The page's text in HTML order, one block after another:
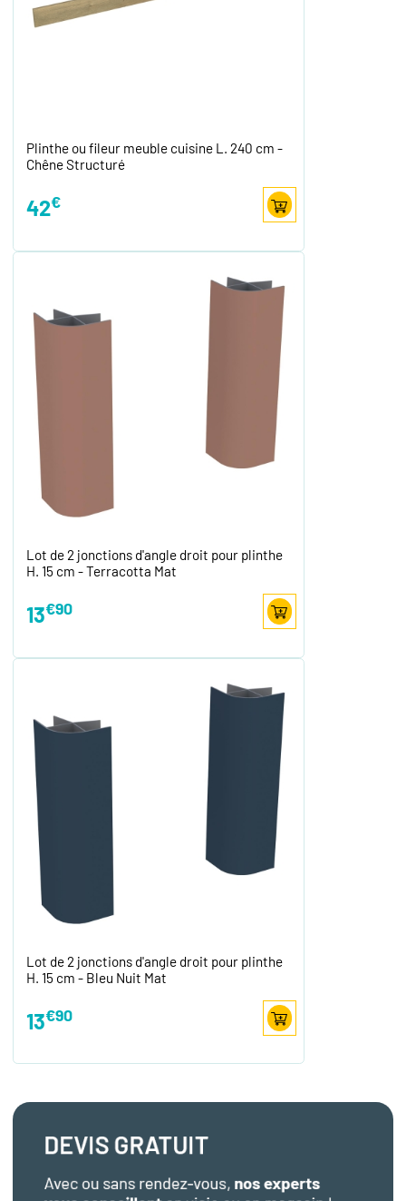
Plinthe ou fileur meuble cuisine L. 240 cm -
Chêne Structuré
42€
Lot de 2 jonctions d'angle droit pour plinthe
H. 15 cm - Terracotta Mat
13€90
Lot de 2 jonctions d'angle droit pour plinthe
H. 15 cm - Bleu Nuit Mat
13€90